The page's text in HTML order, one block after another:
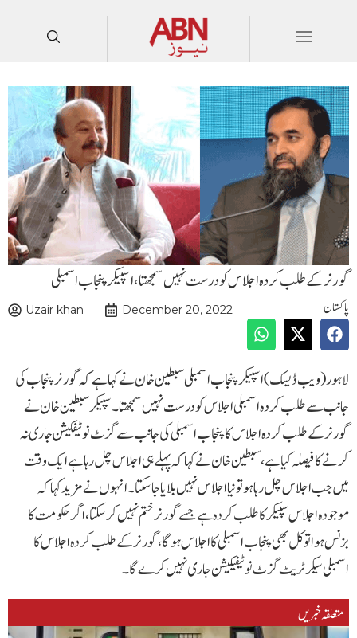
گورنر کے طلب کردہ اجلاس کو درست نہیں سمجھتا،اسپیکر پنجاب اسمبلی
پاکستان Uzair khan December 20, 2022
لاہور(ویب ڈیسک) اسپیکر پنجاب اسمبلی سبطین خان نے کہا ہے کہ گورنر پنجاب کی
جانب سے طلب کردہ اسمبلی اجلاس کو درست نہیں سمجھتا۔سپیکر سبطین خان نے
گورنر کے طلب کردہ اجلاس کا پنجاب اسمبلی کی جانب سے گزٹ نوٹیفکیشن جاری نہ
کرنے کا فیصلہ کیا ہے، سبطین خان نے کہا کہ پہلے ہی اجلاس چل رہا ہے ایک وقت
میں جب اجلاس چل رہا ہو تو نیا اجلاس نہیں بلایا جا سکتا۔انہوں نے مزید کہا کہ
موجودہ اجلاس سپیکر کا طلب کردہ ہے جسے گورنر ختم نہیں کرسکتا، اگر حکومت کا
بزنس ہوا تو کل بھی پنجاب اسمبلی کا اجلاس ہو گا، گورنر کے طلب کردہ اجلاس کا
اسمبلی سیکرٹریٹ گزٹ نوٹیفیکیشن جاری نہیں کرے گا۔
متعلقہ خبریں